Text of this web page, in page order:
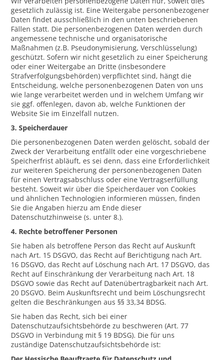
gesetzlich zulässig ist. Eine Weitergabe personenbezogener
Daten findet ausschließlich in den unten beschriebenen
Fällen statt. Die personenbezogenen Daten werden durch
angemessene technische und organisatorische
Maßnahmen (z.B. Pseudonymisierung, Verschlüsselung)
geschützt. Sofern wir nicht gesetzlich zu einer Speicherung
oder einer Weitergabe an Dritte (insbesondere
Strafverfolgungsbehörden) verpflichtet sind, hängt die
Entscheidung, welche personenbezogenen Daten von uns
wie lange verarbeitet werden und in welchem Umfang wir
sie ggf. offenlegen, davon ab, welche Funktionen der
Website Sie im Einzelfall nutzen.
3. Speicherdauer
Die personenbezogenen Daten werden gelöscht, sobald der
Zweck der Verarbeitung entfällt oder eine vorgeschriebene
Speicherfrist abläuft, es sei denn, dass eine Erforderlichkeit
zur weiteren Speicherung der personenbezogenen Daten
für einen Vertragsabschluss oder eine Vertragserfüllung
besteht. Soweit wir über die Speicherdauer von Cookies
und ähnlichen Technologien informieren müssen, finden
Sie die Angaben hierzu am Ende dieser
Datenschutzhinweise (s. unter 8.).
4. Rechte betroffener Personen
Sie haben als betroffene Person das Recht auf Auskunft
nach Art. 15 DSGVO, das Recht auf Berichtigung nach Art.
16 DSGVO, das Recht auf Löschung nach Art. 17 DSGVO, das
Recht auf Einschränkung der Verarbeitung nach Art. 18
DSGVO sowie das Recht auf Datenübertragbarkeit nach Art.
20 DSGVO. Beim Auskunftsrecht und beim Löschungsrecht
gelten die Beschränkungen aus §§ 33,34 BDSG.
Sie haben das Recht, sich bei einer
Datenschutzaufsichtsbehörde zu beschweren (Art. 77
DSGVO in Verbindung mit § 19 BDSG). Die für uns
zuständige Datenschutzaufsichtsbehörde ist: